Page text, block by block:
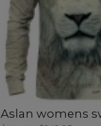
Aslan womens